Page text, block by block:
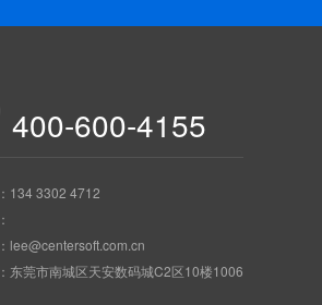
400-600-4155
134 3302 4712
lee@centersoft.com.cn
东莞市南城区天安数码城C2区10楼1006